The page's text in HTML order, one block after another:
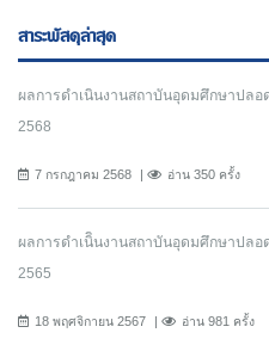
สาระพัสดุล่าสุด
ผลการดำเนินงานสถาบันอุดมศึกษาปล
2568
7 กรกฎาคม 2568 อ่าน 350 ครั้ง
ผลการดำเนิินงานสถาบันอุดมศึกษาปล
2565
18 พฤศจิกายน 2567 อ่าน 981 ครั้ง